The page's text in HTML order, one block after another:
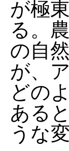
が極
る。
の自
が、
どの
ある
うな